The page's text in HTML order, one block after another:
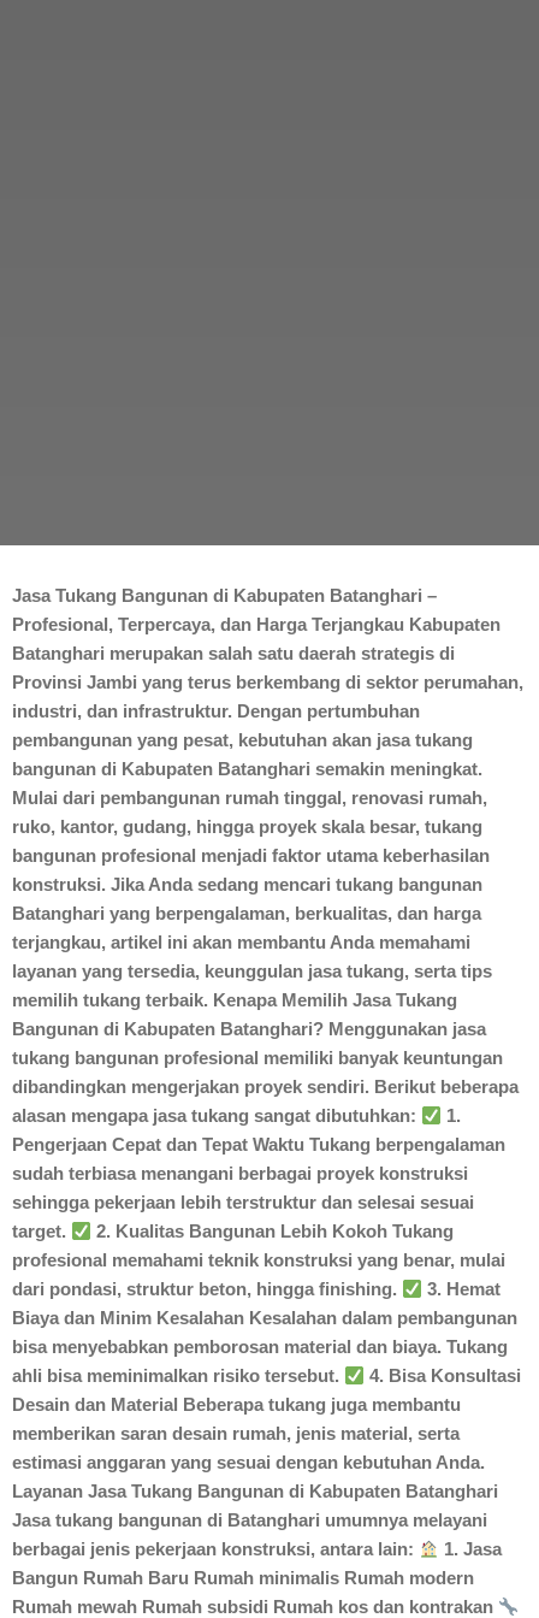
Jasa Tukang Bangunan di Kabupaten Batanghari –
Profesional, Terpercaya, dan Harga Terjangkau Kabupaten
Batanghari merupakan salah satu daerah strategis di
Provinsi Jambi yang terus berkembang di sektor perumahan,
industri, dan infrastruktur. Dengan pertumbuhan
pembangunan yang pesat, kebutuhan akan jasa tukang
bangunan di Kabupaten Batanghari semakin meningkat.
Mulai dari pembangunan rumah tinggal, renovasi rumah,
ruko, kantor, gudang, hingga proyek skala besar, tukang
bangunan profesional menjadi faktor utama keberhasilan
konstruksi. Jika Anda sedang mencari tukang bangunan
Batanghari yang berpengalaman, berkualitas, dan harga
terjangkau, artikel ini akan membantu Anda memahami
layanan yang tersedia, keunggulan jasa tukang, serta tips
memilih tukang terbaik. Kenapa Memilih Jasa Tukang
Bangunan di Kabupaten Batanghari? Menggunakan jasa
tukang bangunan profesional memiliki banyak keuntungan
dibandingkan mengerjakan proyek sendiri. Berikut beberapa
alasan mengapa jasa tukang sangat dibutuhkan:
1.
Pengerjaan Cepat dan Tepat Waktu Tukang berpengalaman
sudah terbiasa menangani berbagai proyek konstruksi
sehingga pekerjaan lebih terstruktur dan selesai sesuai
target.
2. Kualitas Bangunan Lebih Kokoh Tukang
profesional memahami teknik konstruksi yang benar, mulai
dari pondasi, struktur beton, hingga finishing.
3. Hemat
Biaya dan Minim Kesalahan Kesalahan dalam pembangunan
bisa menyebabkan pemborosan material dan biaya. Tukang
ahli bisa meminimalkan risiko tersebut.
4. Bisa Konsultasi
Desain dan Material Beberapa tukang juga membantu
memberikan saran desain rumah, jenis material, serta
estimasi anggaran yang sesuai dengan kebutuhan Anda.
Layanan Jasa Tukang Bangunan di Kabupaten Batanghari
Jasa tukang bangunan di Batanghari umumnya melayani
berbagai jenis pekerjaan konstruksi, antara lain:
1. Jasa
Bangun Rumah Baru Rumah minimalis Rumah modern
Rumah mewah Rumah subsidi Rumah kos dan kontrakan